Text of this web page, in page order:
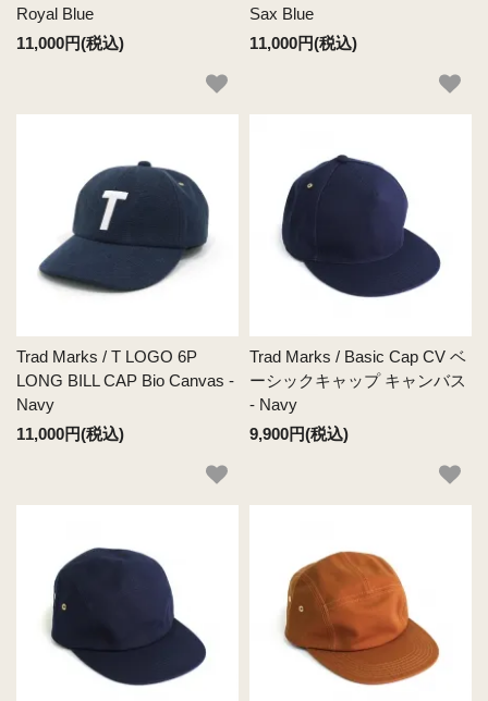
Royal Blue
11,000円(税込)
Sax Blue
11,000円(税込)
Trad Marks / T LOGO 6P
LONG BILL CAP Bio Canvas -
Navy
11,000円(税込)
Trad Marks / Basic Cap CV ベ
ーシックキャップ キャンバス
- Navy
9,900円(税込)